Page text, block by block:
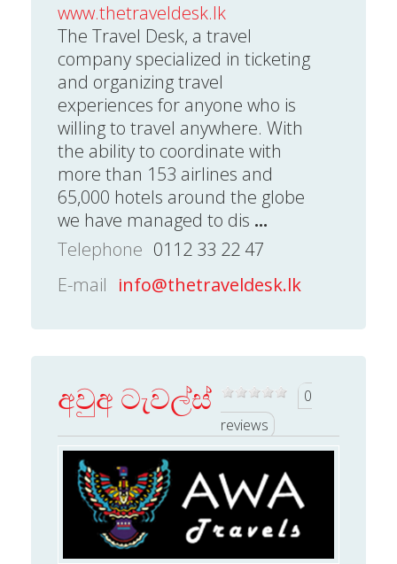
www.thetraveldesk.lk
The Travel Desk, a travel
company specialized in ticketing
and organizing travel
experiences for anyone who is
willing to travel anywhere. With
the ability to coordinate with
more than 153 airlines and
65,000 hotels around the globe
we have managed to dis ...
Telephone 0112 33 22 47
E-mail info@thetraveldesk.lk
අවුඅ ටැවල්ස්
0
reviews